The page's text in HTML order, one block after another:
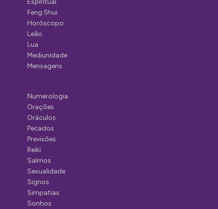
Feng Shui
Horóscopo
Leão
Lua
Mediunidade
Mensagens
Numerologia
Orações
Oráculos
Pecados
Previsões
Reiki
Salmos
Sexualidade
Signos
Simpatias
Sonhos